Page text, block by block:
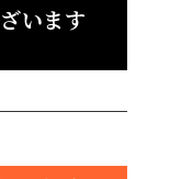
います